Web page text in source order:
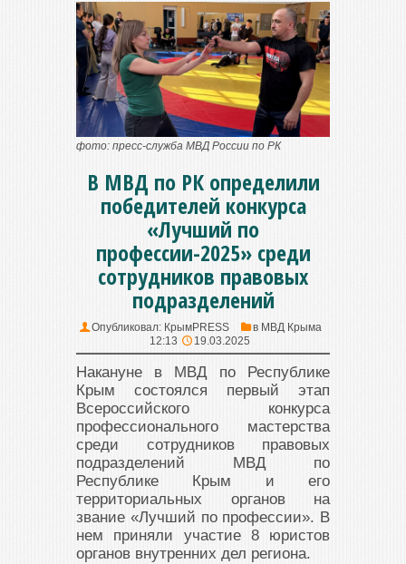
фото: пресс-служба МВД России по РК
В МВД по РК определили
победителей конкурса
«Лучший по
профессии-2025» среди
сотрудников правовых
подразделений
Опубликовал: КрымPRESS в МВД Крыма
12:13
19.03.2025
Накануне в МВД по Республике
Крым состоялся первый этап
Всероссийского конкурса
профессионального мастерства
среди сотрудников правовых
подразделений МВД по
Республике Крым и его
территориальных органов на
звание «Лучший по профессии». В
нем приняли участие 8 юристов
органов внутренних дел региона.